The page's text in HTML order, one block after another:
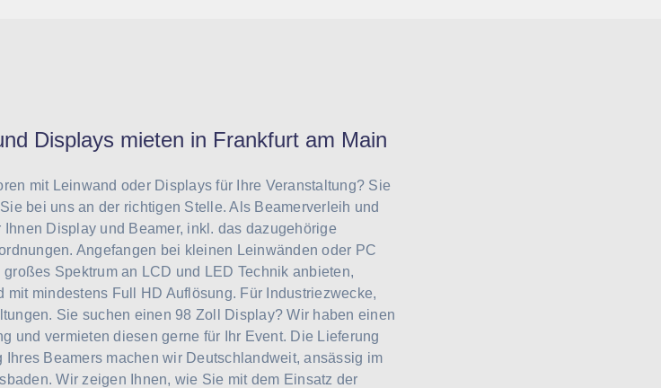
Displays mieten in Frankfurt am Main
mit Leinwand oder Displays für Ihre Veranstaltung? Sie
bei uns an der richtigen Stelle. Als Beamerverleih und
Display und Beamer, inkl. das dazugehörige
Angefangen bei kleinen Leinwänden oder PC
Spektrum an LCD und LED Technik anbieten,
mit mindestens Full HD Auflösung. Für Industriezwecke,
Sie suchen einen 98 Zoll Display? Wir haben einen
und vermieten diesen gerne für Ihr Event. Die Lieferung
Beamers machen wir Deutschlandweit, ansässig im
Wir zeigen Ihnen, wie Sie mit dem Einsatz der